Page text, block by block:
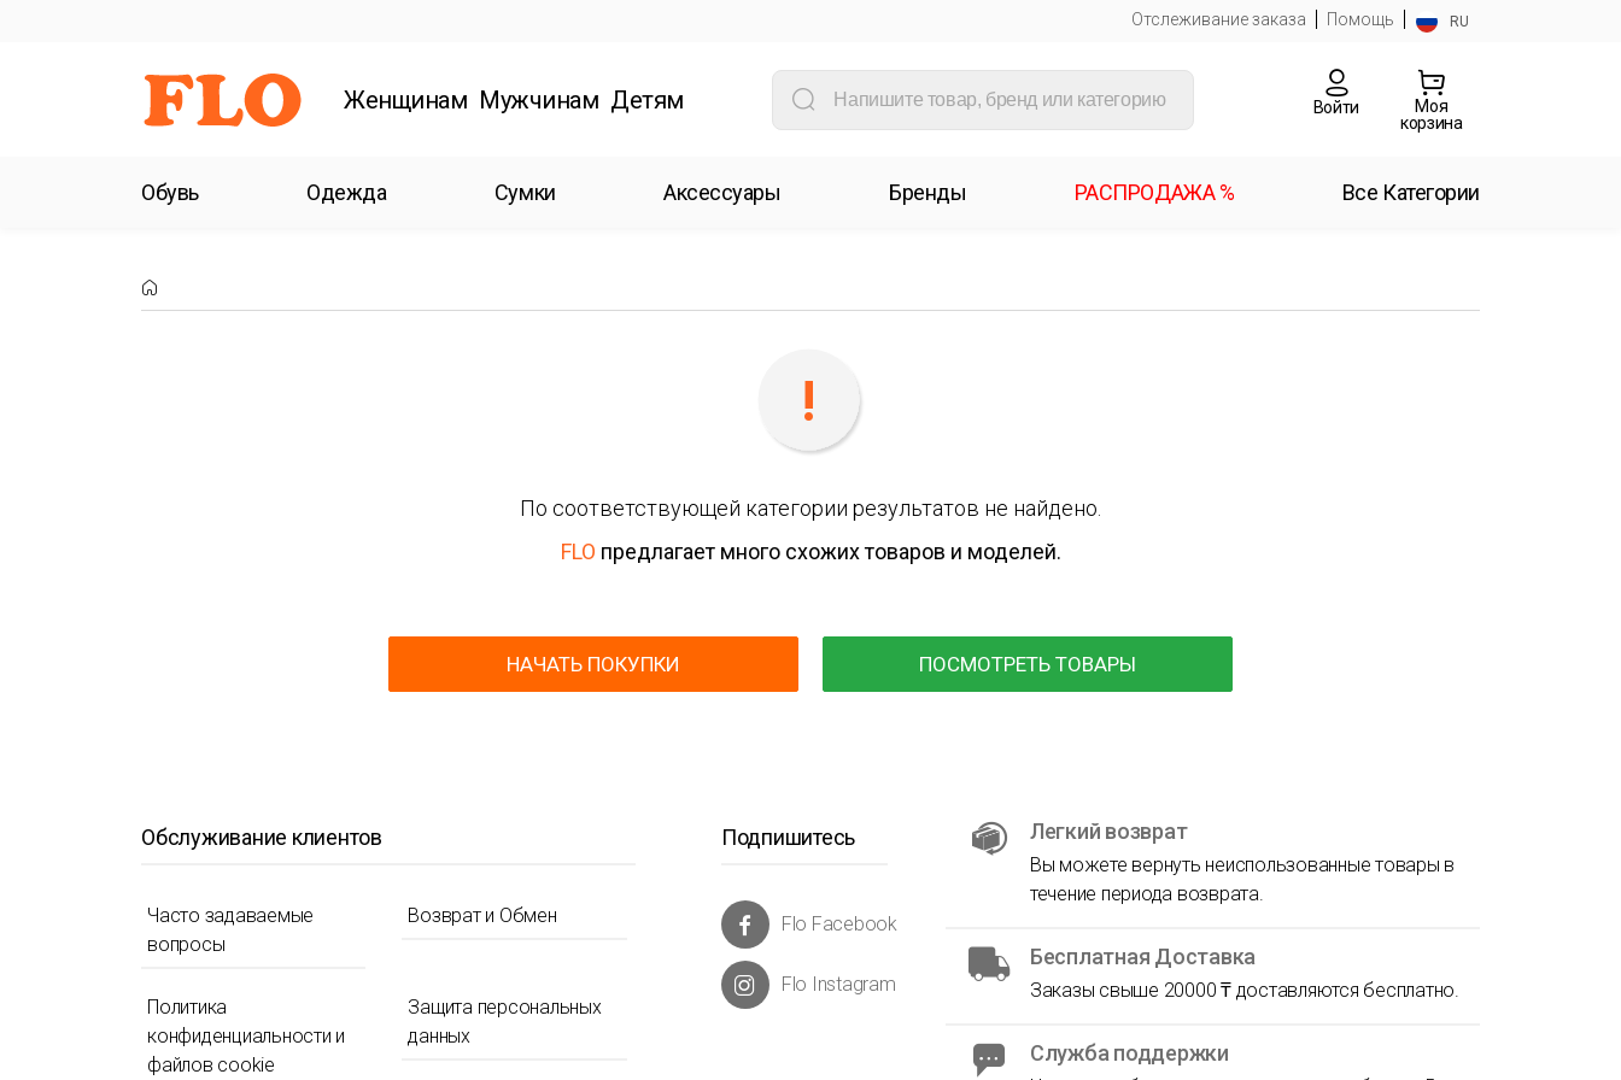
Отслеживание заказа Помощь RU
Женщинам Мужчинам Детям Войти
Моя
корзина
Обувь Одежда Сумки Аксессуары Бренды РАСПРОДАЖА % Все Категории
По соответствующей категории результатов не найдено.
FLO предлагает много схожих товаров и моделей.
НАЧАТЬ ПОКУПКИ ПОСМОТРЕТЬ ТОВАРЫ
Обслуживание клиентов
Часто задаваемые
вопросы
Возврат и Обмен
Политика
конфиденциальности и
файлов cookie
Защита персональных
данных
Подпишитесь
Flo Facebook
Flo Instagram
Легкий возврат
Вы можете вернуть неиспользованные товары в
течение периода возврата.
Бесплатная Доставка
Заказы свыше 20000 ₸ доставляются бесплатно.
Служба поддержки